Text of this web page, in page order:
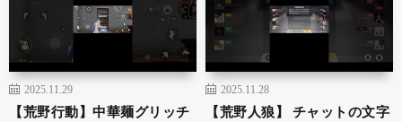
2025.11.29
【荒野行動】中華麺グリッチ
2025.11.28
【荒野人狼】 チャットの文字